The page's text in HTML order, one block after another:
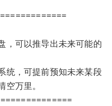
，可以推导出未来可能的
统，可提前预知未来某段
万里。